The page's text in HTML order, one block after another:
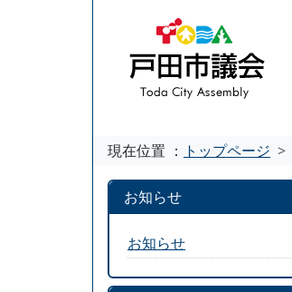
現在位置 ： トップページ
お知らせ
お知らせ